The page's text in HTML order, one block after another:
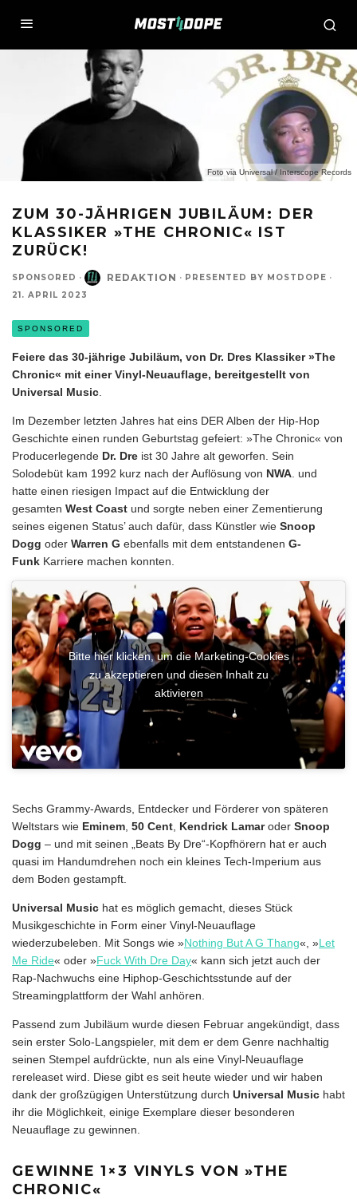
Foto via Universal / Interscope Records
ZUM 30-JÄHRIGEN JUBILÄUM: DER
KLASSIKER »THE CHRONIC« IST
ZURÜCK!
SPONSORED · REDAKTION · PRESENTED BY MOSTDOPE ·
21. APRIL 2023
SPONSORED
Feiere das 30-jährige Jubiläum, von Dr. Dres Klassiker »The
Chronic« mit einer Vinyl-Neuauflage, bereitgestellt von
Universal Music
Im Dezember letzten Jahres hat eins DER Alben der Hip-Hop
Geschichte einen runden Geburtstag gefeiert: »The Chronic« von
Producerlegende Dr. Dre ist 30 Jahre alt geworfen. Sein
Solodebüt kam 1992 kurz nach der Auflösung von NWA . und
hatte einen riesigen Impact auf die Entwicklung der
gesamten West Coast und sorgte neben einer Zementierung
seines eigenen Status’ auch dafür, dass Künstler wie Snoop
Dogg oder Warren G ebenfalls mit dem entstandenen G-
Funk Karriere machen konnten.
Bitte hier klicken, um die Marketing-Cookies
zu akzeptieren und diesen Inhalt zu
aktivieren
Sechs Grammy-Awards, Entdecker und Förderer von späteren
Weltstars wie Eminem 50 Cent Kendrick Lamaroder Snoop
Dogg – und mit seinen „Beats By Dre“-Kopfhörern hat er auch
quasi im Handumdrehen noch ein kleines Tech-Imperium aus
dem Boden gestampft.
Universal Music hat es möglich gemacht, dieses Stück
Musikgeschichte in Form einer Vinyl-Neuauflage
wiederzubeleben. Mit Songs wie »Nothing But A G Thang«, »Let
Me Ride« oder »Fuck With Dre Day« kann sich jetzt auch der
Rap-Nachwuchs eine Hiphop-Geschichtsstunde auf der
Streamingplattform der Wahl anhören.
Passend zum Jubiläum wurde diesen Februar angekündigt, dass
sein erster Solo-Langspieler, mit dem er dem Genre nachhaltig
seinen Stempel aufdrückte, nun als eine Vinyl-Neuauflage
rereleaset wird. Diese gibt es seit heute wieder und wir haben
dank der großzügigen Unterstützung durch Universal Music habt
ihr die Möglichkeit, einige Exemplare dieser besonderen
Neuauflage zu gewinnen.
GEWINNE 1×3 VINYLS VON »THE
CHRONIC«